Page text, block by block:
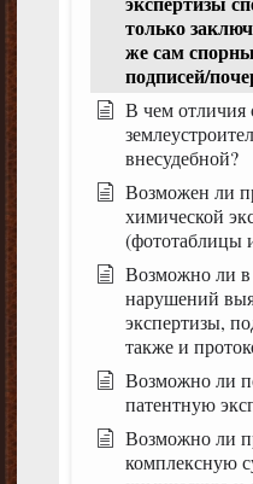
только
же сам
подписей/
В чем отличия
внесудебной?
Возможен ли
химической
(фототаблицы
Возможно ли
нарушений
экспертизы,
также и
Возможно ли
патентную
Возможно ли
комплексную